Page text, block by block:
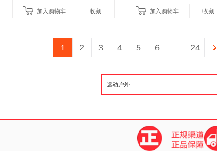
加入购物车 收藏 加入购物车 收藏
1 2 3 4 5 6 ... 24